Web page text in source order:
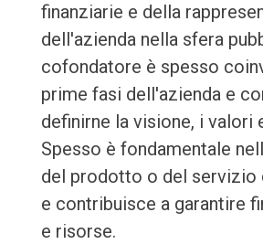
finanziarie e della
dell'azienda nella sfera
cofondatore è spesso
prime fasi dell'azienda e
definirne la visione, i valori
Spesso è fondamentale
del prodotto o del servizio
e contribuisce a garantire
e risorse.